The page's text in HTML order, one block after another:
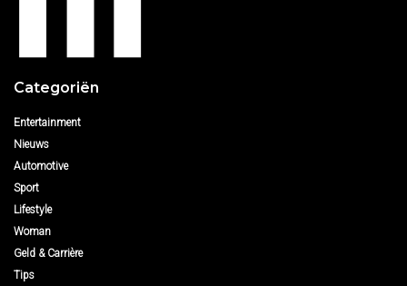
Categoriën
Entertainment
Nieuws
Automotive
Sport
Lifestyle
Woman
Geld & Carrière
Tips